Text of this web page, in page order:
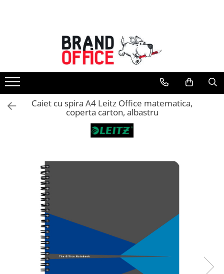
Unitate Protejata - PRODUCTIE
Hartie copiator si produse
tipografice
Produse consumabile din hartie
Detergenti si dezinfectanti
Saci menajeri (Unitate Protejata)
Agende personalizabile
Organizatoare business
Birotica si papetarie
Hartie si articole din hartie
Bibliorafturi, caiete mecanice,
separatoare
Capsatoare, capse si perforatoare
Caiete si blocnotesuri
Caiet cu spira A4 Leitz Office matematica,
coperta carton, albastru